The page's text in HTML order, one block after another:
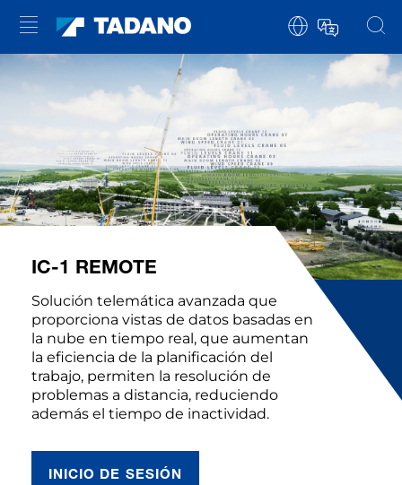
IC-1 REMOTE
Solución telemática avanzada que
proporciona vistas de datos basadas en
la nube en tiempo real, que aumentan
la eficiencia de la planificación del
trabajo, permiten la resolución de
problemas a distancia, reduciendo
además el tiempo de inactividad.
INICIO DE SESIÓN